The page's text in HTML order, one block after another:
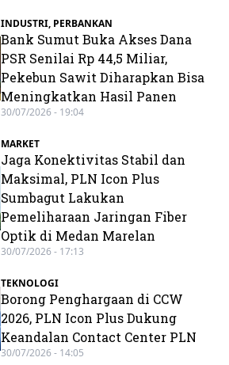
INDUSTRI, PERBANKAN
Bank Sumut Buka Akses Dana
PSR Senilai Rp 44,5 Miliar,
Pekebun Sawit Diharapkan Bisa
Meningkatkan Hasil Panen
30/07/2026 - 19:04
MARKET
Jaga Konektivitas Stabil dan
Maksimal, PLN Icon Plus
Sumbagut Lakukan
Pemeliharaan Jaringan Fiber
Optik di Medan Marelan
30/07/2026 - 17:13
TEKNOLOGI
Borong Penghargaan di CCW
2026, PLN Icon Plus Dukung
Keandalan Contact Center PLN
30/07/2026 - 14:05